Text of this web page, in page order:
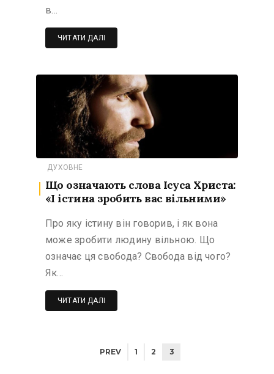
в…
ЧИТАТИ ДАЛІ
ДУХОВНЕ
Що означають слова Ісуса Христа:
«І істина зробить вас вільними»
Про яку істину він говорив, і як вона
може зробити людину вільною. Що
означає ця свобода? Свобода від чого?
Як…
ЧИТАТИ ДАЛІ
PREV 1 2 3